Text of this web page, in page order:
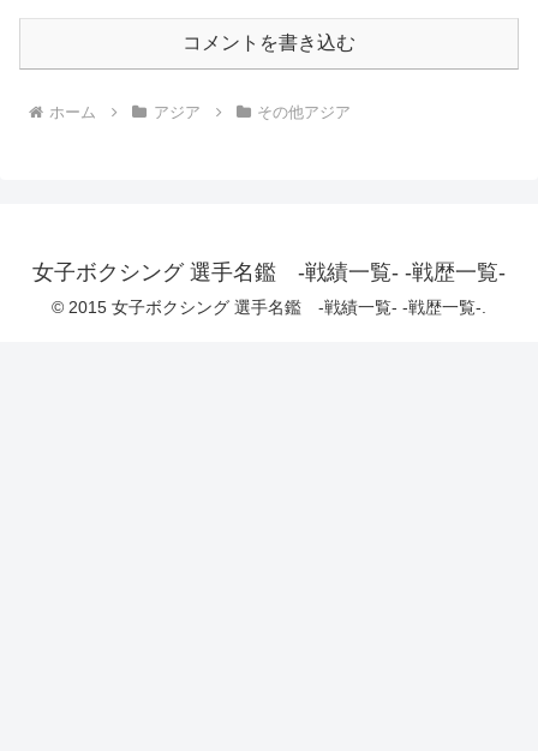
コメントを書き込む
ホーム アジア その他アジア
女子ボクシング 選手名鑑 -戦績一覧- -戦歴一覧-
© 2015 女子ボクシング 選手名鑑 -戦績一覧- -戦歴一覧-.